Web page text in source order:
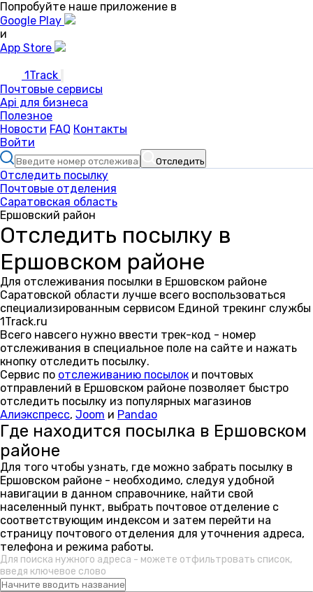
Попробуйте наше приложение в
Google Play
и
App Store
1Track
Почтовые сервисы
Api для бизнеса
Полезное
Новости FAQ Контакты
Войти
Отследить
Отследить посылку
Почтовые отделения
Саратовская область
Ершовский район
Отследить посылку в
Ершовском районе
Для отслеживания посылки в Ершовском районе
Саратовской области лучше всего воспользоваться
специализированным сервисом Единой трекинг службы
1Track.ru
Всего навсего нужно ввести трек-код - номер
отслеживания в специальное поле на сайте и нажать
кнопку отследить посылку.
Сервис по отслеживанию посылок и почтовых
отправлений в Ершовском районе позволяет быстро
отследить посылку из популярных магазинов
Алиэкспресс, Joom и Pandao
Где находится посылка в Ершовском
районе
Для того чтобы узнать, где можно забрать посылку в
Ершовском районе - необходимо, следуя удобной
навигации в данном справочнике, найти свой
населенный пункт, выбрать почтовое отделение с
соответствующим индексом и затем перейти на
страницу почтового отделения для уточнения адреса,
телефона и режима работы.
Для поиска нужного адреса - можете отфильтровать список,
введя ключевое слово